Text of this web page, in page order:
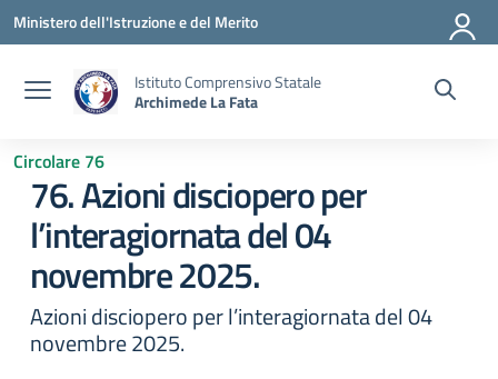
Vai ai contenuti
Vai al menu di navigazione
Vai al footer
Ministero dell'Istruzione e del Merito
Istituto Comprensivo Statale
Archimede La Fata
Circolare 76
76. Azioni disciopero per
l’interagiornata del 04
novembre 2025.
Azioni disciopero per l’interagiornata del 04
novembre 2025.